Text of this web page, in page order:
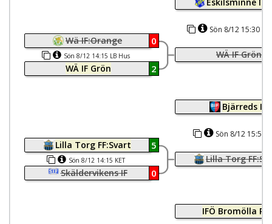
Wä IF:Orange 0
Sön 8/12 14:15 LB Hus
WÄ IF Grön 2
Lilla Torg FF:Svart 5
Sön 8/12 14:15 KET
Skäldervikens IF 0
Sön 8/12 15:30
WÄ IF Grön
Bjärreds IF
Sön 8/12 15:50
Lilla Torg
IFÖ Bromölla